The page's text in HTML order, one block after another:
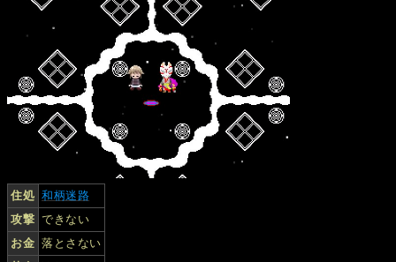
住処 和柄迷路
攻撃 できない
お金 落とさない